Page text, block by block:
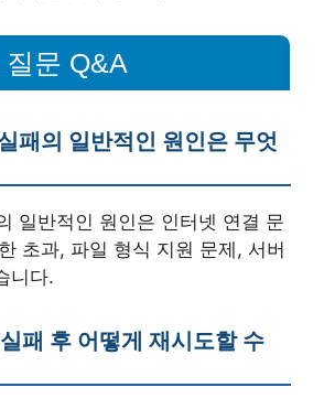
문 Q&A
패의 일반적인 원인은 무엇
일반적인 원인은 인터넷 연결 문
초과, 파일 형식 지원 문제, 서버
니다.
패 후 어떻게 재시도할 수